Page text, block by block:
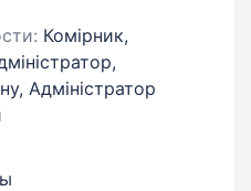
Комірник,
Адміністратор